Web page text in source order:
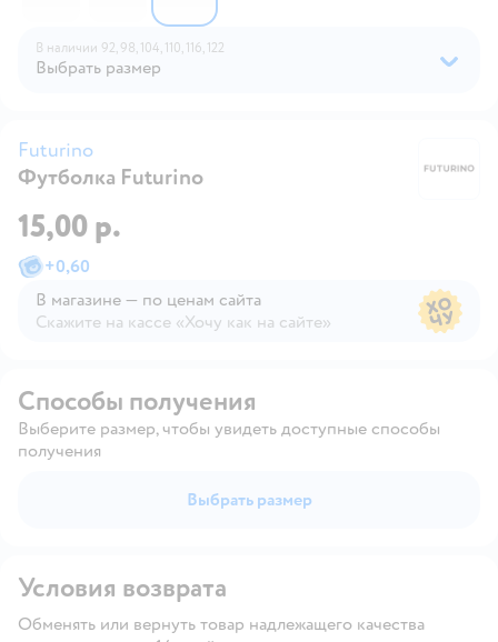
В наличии 92, 98, 104, 110, 116, 122
Выбрать размер
Futurino
Футболка Futurino
15,00 р.
+0,60
В магазине — по ценам сайта
Скажите на кассе «Хочу как на сайте»
Способы получения
Выберите размер, чтобы увидеть доступные способы
получения
Выбрать размер
Условия возврата
Обменять или вернуть товар надлежащего качества